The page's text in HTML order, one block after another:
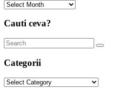
Archives
Cauti ceva?
Categorii
Categorii